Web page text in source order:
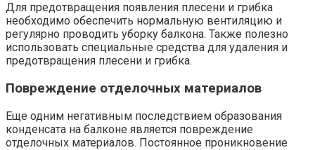
Для предотвращения появления плесени и грибка
необходимо обеспечить нормальную вентиляцию и
регулярно проводить уборку балкона.​ Также полезно
использовать специальные средства для удаления и
предотвращения плесени и грибка.​
Повреждение отделочных материалов
Еще одним негативным последствием образования
конденсата на балконе является повреждение
отделочных материалов.​ Постоянное проникновение